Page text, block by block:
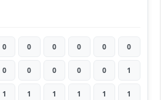
0 0 0 0 0 0
0 0 0 0 0 1
1 1 1 1 1 1